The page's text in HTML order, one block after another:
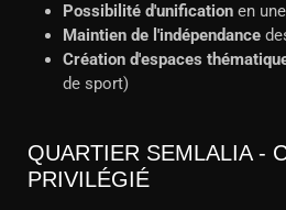
Possibilité d'unification en
Maintien de l'indépendance
Création d'espaces
de sport)
QUARTIER SEMLALIA -
PRIVILÉGIÉ